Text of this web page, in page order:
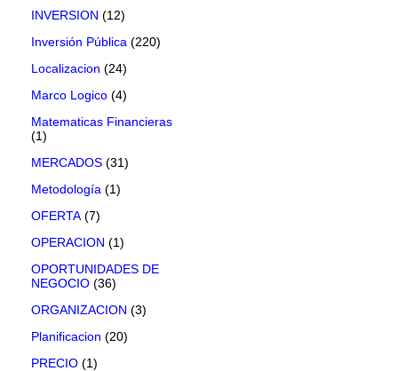
INVERSION (12)
Inversión Pública (220)
Localizacion (24)
Marco Logico (4)
Matematicas Financieras
(1)
MERCADOS (31)
Metodología (1)
OFERTA (7)
OPERACION (1)
OPORTUNIDADES DE
NEGOCIO (36)
ORGANIZACION (3)
Planificacion (20)
PRECIO (1)